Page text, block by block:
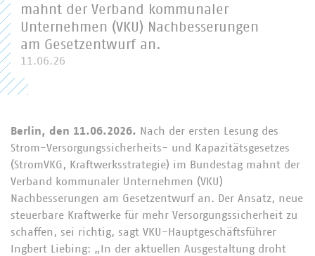
mahnt der Verband kommunaler
Unternehmen (VKU) Nachbesserungen
am Gesetzentwurf an.
11.06.26
Berlin, den 11.06.2026. Nach der ersten Lesung des
Strom-Versorgungssicherheits- und Kapazitätsgesetzes
(StromVKG, Kraftwerksstrategie) im Bundestag mahnt der
Verband kommunaler Unternehmen (VKU)
Nachbesserungen am Gesetzentwurf an. Der Ansatz, neue
steuerbare Kraftwerke für mehr Versorgungssicherheit zu
schaffen, sei richtig, sagt VKU-Hauptgeschäftsführer
Ingbert Liebing: „In der aktuellen Ausgestaltung droht